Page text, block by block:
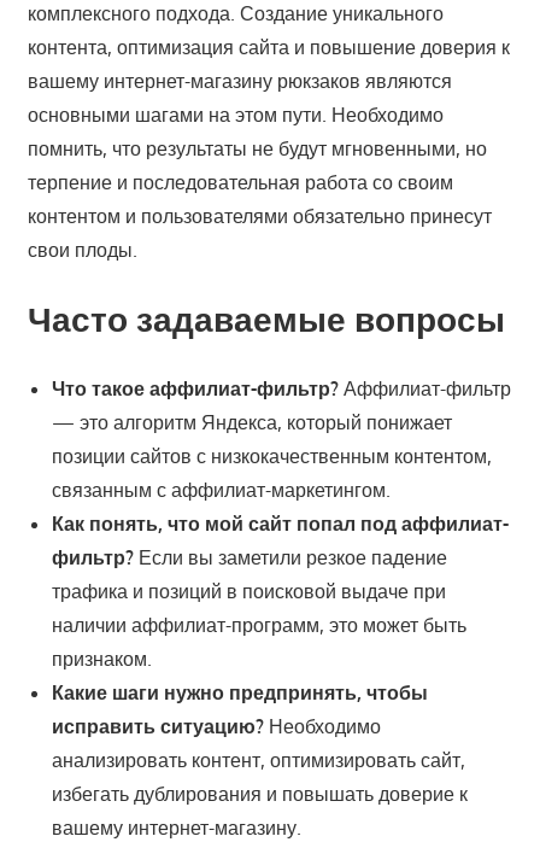
комплексного подхода. Создание уникального
контента, оптимизация сайта и повышение доверия к
вашему интернет-магазину рюкзаков являются
основными шагами на этом пути. Необходимо
помнить, что результаты не будут мгновенными, но
терпение и последовательная работа со своим
контентом и пользователями обязательно принесут
свои плоды.
Часто задаваемые вопросы
Что такое аффилиат-фильтр?Аффилиат-фильтр
— это алгоритм Яндекса, который понижает
позиции сайтов с низкокачественным контентом,
связанным с аффилиат-маркетингом.
Как понять, что мой сайт попал под аффилиат-
фильтр?Если вы заметили резкое падение
трафика и позиций в поисковой выдаче при
наличии аффилиат-программ, это может быть
признаком.
Какие шаги нужно предпринять, чтобы
исправить ситуацию?Необходимо
анализировать контент, оптимизировать сайт,
избегать дублирования и повышать доверие к
вашему интернет-магазину.